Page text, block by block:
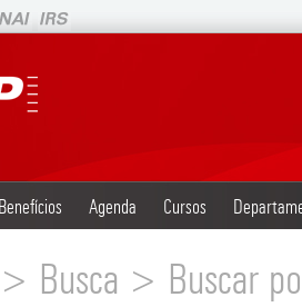
Benefícios Agenda Cursos
Busca > Buscar